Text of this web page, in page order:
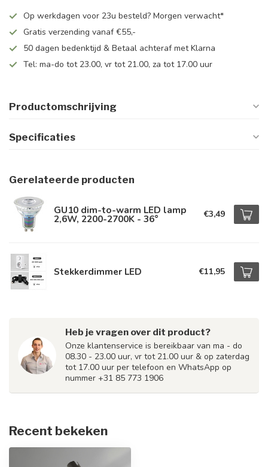
Op werkdagen voor 23u besteld? Morgen verwacht*
Gratis verzending vanaf €55,-
50 dagen bedenktijd & Betaal achteraf met Klarna
Tel: ma-do tot 23.00, vr tot 21.00, za tot 17.00 uur
Productomschrijving
Specificaties
Gerelateerde producten
GU10 dim-to-warm LED lamp
2,6W, 2200-2700K - 36° €3,49
Stekkerdimmer LED €11,95
Heb je vragen over dit product?
Onze klantenservice is bereikbaar van ma - do
08.30 - 23.00 uur, vr tot 21.00 uur & op zaterdag
tot 17.00 uur per telefoon en WhatsApp op
nummer +31 85 773 1906
Recent bekeken